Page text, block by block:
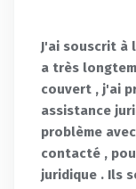
J'ai souscrit à
a très
couvert , j'ai
assistance
problème
contacté ,
juridique . Ils